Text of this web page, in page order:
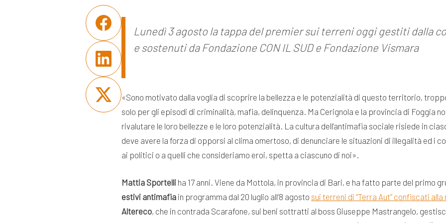
Lunedì 3 agosto la tappa del premier sui terreni oggi gestiti dalla
e sostenuti da Fondazione CON IL SUD e Fondazione Vismara
«Sono motivato dalla voglia di scoprire la bellezza e le potenzialità di questo territorio,
solo per gli episodi di criminalità, mafia, delinquenza. Ma Cerignola e la provincia di Foggia
rivalutare le loro bellezze e le loro potenzialità. La cultura dell’antimafia sociale risiede in
deve avere la forza di opporsi al clima omertoso, di denunciare le situazioni di illegalità ed i
ai politici o a quelli che consideriamo eroi, spetta a ciascuno di noi».
Mattia Sportelli ha 17 anni. Viene da Mottola, in provincia di Bari, e ha fatto parte del primo
estivi antimafia in programma dal 20 luglio all’8 agosto sui terreni di “Terra Aut” confiscati
Altereco, che in contrada Scarafone, sui beni sottratti al boss Giuseppe Mastrangelo,